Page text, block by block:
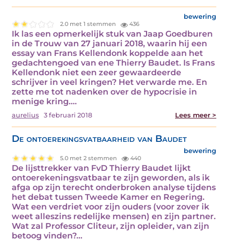
bewering
2.0 met 1 stemmen 436
Ik las een opmerkelijk stuk van Jaap Goedburen
in de Trouw van 27 januari 2018, waarin hij een
essay van Frans Kellendonk koppelde aan het
gedachtengoed van ene Thierry Baudet. Is Frans
Kellendonk niet een zeer gewaardeerde
schrijver in veel kringen? Het verwarde me. En
zette me tot nadenken over de hypocrisie in
menige kring.…
aurelius 3 februari 2018 Lees meer >
De ontoerekingsvatbaarheid van Baudet
bewering
5.0 met 2 stemmen 440
De lijsttrekker van FvD Thierry Baudet lijkt
ontoerekeningsvatbaar te zijn geworden, als ik
afga op zijn terecht onderbroken analyse tijdens
het debat tussen Tweede Kamer en Regering.
Wat een verdriet voor zijn ouders (voor zover ik
weet alleszins redelijke mensen) en zijn partner.
Wat zal Professor Cliteur, zijn opleider, van zijn
betoog vinden?…